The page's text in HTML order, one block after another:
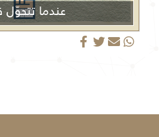
عندما تتحوّل
الجزيرة من منبر إعلامي